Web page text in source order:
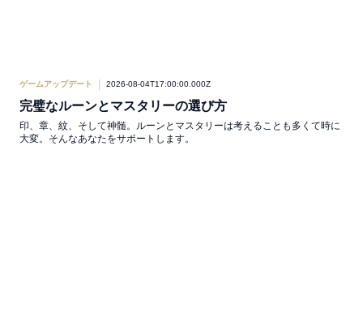
ゲームアップデート 2026-08-04T17:00:00.000Z
完璧なルーンとマスタリーの選び方
印、章、紋、そして神髄。ルーンとマスタリーは考えることも多くて時に
大変。そんなあなたをサポートします。